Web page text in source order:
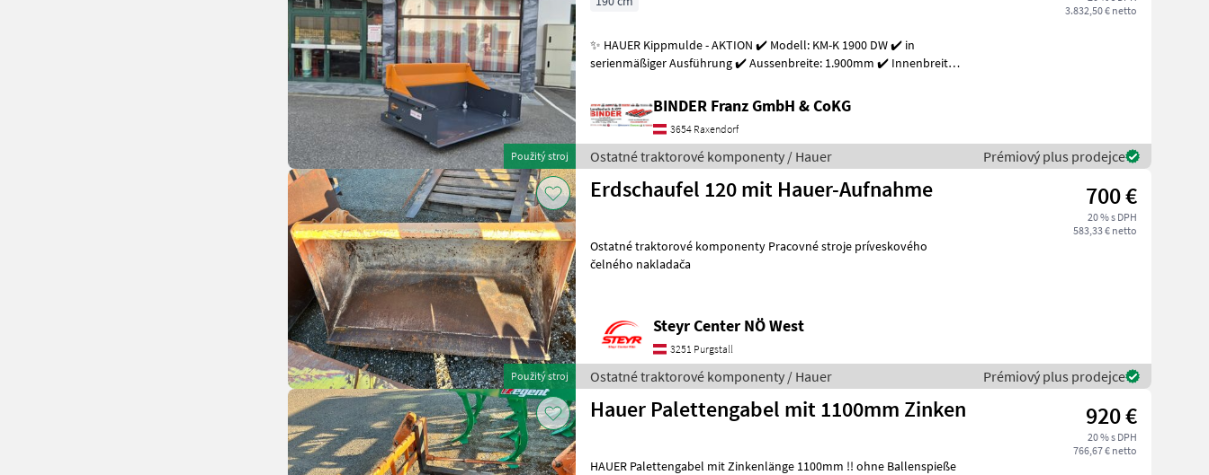
Použitý stroj
3.832,50 € netto
✨ HAUER Kippmulde - AKTION ✔️ Modell: KM-K 1900 DW ✔️ in
serienmäßiger Ausführung ✔️ Aussenbreite: 1.900mm ✔️ Innenbreite:
BINDER Franz GmbH & CoKG
3654 Raxendorf
Ostatné traktorové komponenty / Hauer Prémiový plus prodejce
Použitý stroj
Erdschaufel 120 mit Hauer-Aufnahme 700 €
20 % s DPH
583,33 € netto
Ostatné traktorové komponenty Pracovné stroje príveskového
čelného nakladača
Steyr Center NÖ West
3251 Purgstall
Ostatné traktorové komponenty / Hauer Prémiový plus prodejce
Hauer Palettengabel mit 1100mm Zinken 920 €
20 % s DPH
766,67 € netto
HAUER Palettengabel mit Zinkenlänge 1100mm !! ohne Ballenspieße